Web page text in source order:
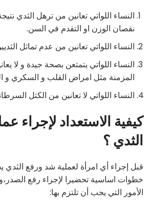
النساء اللواتي تعانين من ترهل الثدي
نقصان الوزن او التقدم في السن.
النساء اللواتي تعانين من عدم تماثل
النساء اللواتي يتمتعن بصحة جيدة و لا
المزمنة مثل امراض القلب و السكري و
النساء اللواتي لا تعانين من الكتل
كيفية الاستعداد لإجراء
الثدي ؟
قبل إجراء أي امرأة لعملية شد ورفع الثدي
خطوات اساسية تحضيرا لإجراء رفع
الأمور التي يجب أن تلتزم بها: